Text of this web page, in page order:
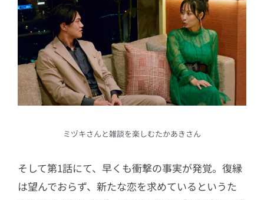
ミヅキさんと雑談を楽しむたかあきさん
そして第1話にて、早くも衝撃の事実が発覚。復縁
は望んでおらず、新たな恋を求めているというた